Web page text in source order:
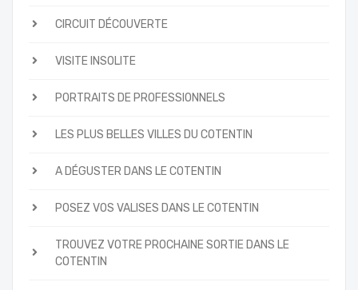
CIRCUIT DÉCOUVERTE
VISITE INSOLITE
PORTRAITS DE PROFESSIONNELS
LES PLUS BELLES VILLES DU COTENTIN
A DÉGUSTER DANS LE COTENTIN
POSEZ VOS VALISES DANS LE COTENTIN
TROUVEZ VOTRE PROCHAINE SORTIE DANS LE
COTENTIN